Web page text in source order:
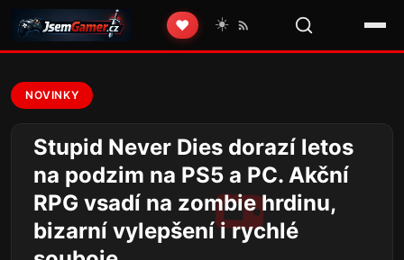
❤️ ☀️
NOVINKY
Stupid Never Dies dorazí letos
na podzim na PS5 a PC. Akční
RPG vsadí na zombie hrdinu,
bizarní vylepšení i rychlé